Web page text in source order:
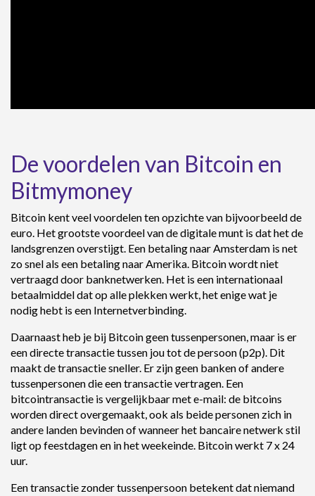
De voordelen van Bitcoin en
Bitmymoney
Bitcoin kent veel voordelen ten opzichte van bijvoorbeeld de
euro. Het grootste voordeel van de digitale munt is dat het de
landsgrenzen overstijgt. Een betaling naar Amsterdam is net
zo snel als een betaling naar Amerika. Bitcoin wordt niet
vertraagd door banknetwerken. Het is een internationaal
betaalmiddel dat op alle plekken werkt, het enige wat je
nodig hebt is een Internetverbinding.
Daarnaast heb je bij Bitcoin geen tussenpersonen, maar is er
een directe transactie tussen jou tot de persoon (p2p). Dit
maakt de transactie sneller. Er zijn geen banken of andere
tussenpersonen die een transactie vertragen. Een
bitcointransactie is vergelijkbaar met e-mail: de bitcoins
worden direct overgemaakt, ook als beide personen zich in
andere landen bevinden of wanneer het bancaire netwerk stil
ligt op feestdagen en in het weekeinde. Bitcoin werkt 7 x 24
uur.
Een transactie zonder tussenpersoon betekent dat niemand